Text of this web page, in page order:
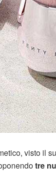
visto il
tre